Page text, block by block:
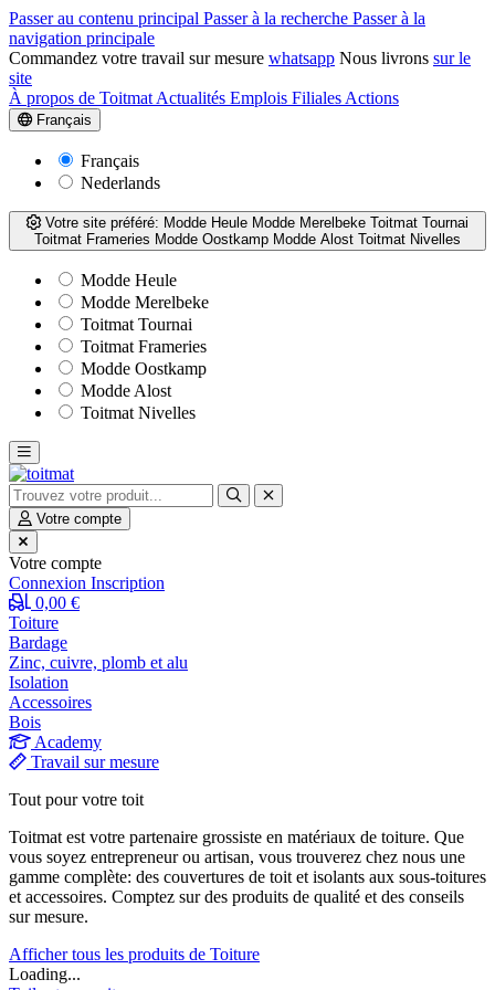
Passer au contenu principal Passer à la recherche Passer à la
navigation principale
Commandez votre travail sur mesure whatsapp Nous livrons sur le
site
À propos de Toitmat Actualités Emplois Filiales Actions
Français
Français
Nederlands
Votre site préféré: Modde Heule Modde Merelbeke Toitmat Tournai
Toitmat Frameries Modde Oostkamp Modde Alost Toitmat Nivelles
Modde Heule
Modde Merelbeke
Toitmat Tournai
Toitmat Frameries
Modde Oostkamp
Modde Alost
Toitmat Nivelles
Votre compte
Votre compte
Connexion Inscription
0,00 €
Toiture
Bardage
Zinc, cuivre, plomb et alu
Isolation
Accessoires
Bois
Academy
Travail sur mesure
Tout pour votre toit
Toitmat est votre partenaire grossiste en matériaux de toiture. Que
vous soyez entrepreneur ou artisan, vous trouverez chez nous une
gamme complète: des couvertures de toit et isolants aux sous-toitures
et accessoires. Comptez sur des produits de qualité et des conseils
sur mesure.
Afficher tous les produits de Toiture
Loading...